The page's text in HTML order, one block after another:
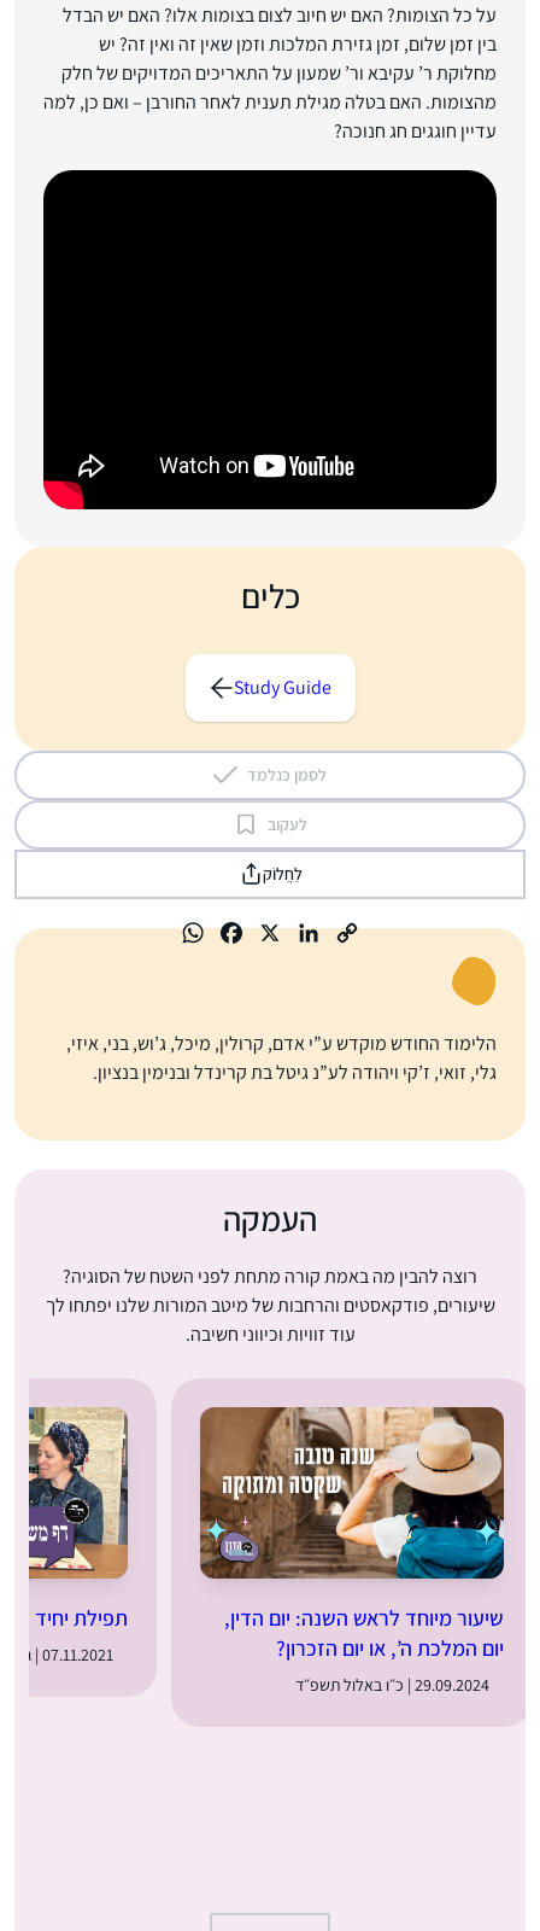
על כל הצומות? האם יש חיוב לצום בצומות אלו? האם יש הבדל
בין זמן שלום, זמן גזירת המלכות וזמן שאין זה ואין זה? יש
מחלוקת ר’ עקיבא ור’ שמעון על התאריכים המדויקים של חלק
מהצומות. האם בטלה מגילת תענית לאחר החורבן – ואם כן, למה
עדיין חוגגים חג חנוכה?
כלים
Study Guide
לסמן כנלמד
לעקוב
לַחֲלוֹק
הלימוד החודש מוקדש ע”י אדם, קרולין, מיכל, ג’וש, בני, איזי,
גלי, זואי, ז’קי ויהודה לע”נ גיטל בת קרינדל ובנימין בנציון.
העמקה
רוצה להבין מה באמת קורה מתחת לפני השטח של הסוגיה?
שיעורים, פודקאסטים והרחבות של מיטב המורות שלנו יפתחו לך
עוד זוויות וכיווני חשיבה.
שיעור מיוחד לראש השנה: יום הדין,
יום המלכת ה’, או יום הזכרון?
29.09.2024 | כ״ו באלול תשפ״ד
תפילת יחיד –
07.11.2021 | ג׳ בכסלו תשפ״ב